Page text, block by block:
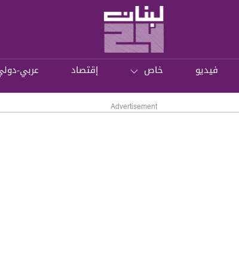
فيديو خاص إقتصاد عربي-
Advertisement